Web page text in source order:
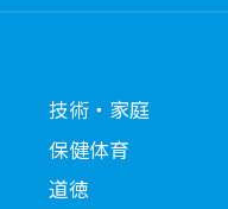
技術・家庭
保健体育
道徳